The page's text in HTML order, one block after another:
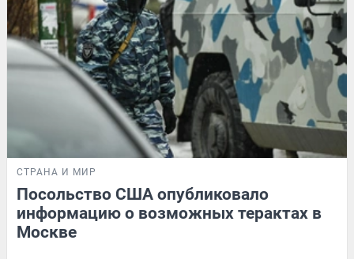
СТРАНА И МИР
Посольство США опубликовало
информацию о возможных терактах в
Москве